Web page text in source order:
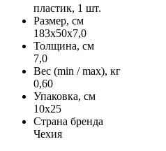
пластик, 1 шт.
Размер, см
183x50x7,0
Толщина, см
7,0
Вес (min / max), кг
0,60
Упаковка, см
10х25
Страна бренда
Чехия